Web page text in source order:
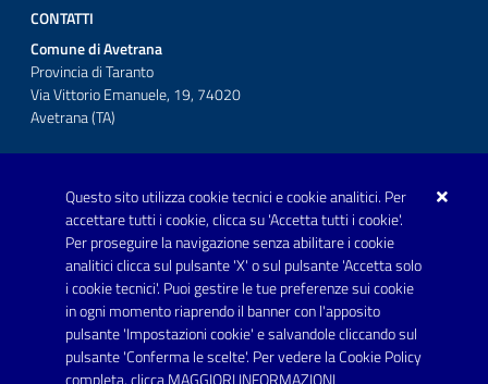
Questo sito utilizza cookie tecnici e cookie analitici. Per
accettare tutti i cookie, clicca su 'Accetta tutti i cookie'.
Per proseguire la navigazione senza abilitare i cookie
analitici clicca sul pulsante 'X' o sul pulsante 'Accetta solo
i cookie tecnici'. Puoi gestire le tue preferenze sui cookie
in ogni momento riaprendo il banner con l'apposito
pulsante 'Impostazioni cookie' e salvandole cliccando sul
pulsante 'Conferma le scelte'. Per vedere la Cookie Policy
CONTATTI
Comune di Avetrana
Provincia di Taranto
Via Vittorio Emanuele, 19, 74020
Avetrana (TA)
Telefono: 0999707766
Fax: 0999704336
Posta Elettronica Certificata:
prot.comune.avetrana@pec.rupar.puglia.it
Link utili